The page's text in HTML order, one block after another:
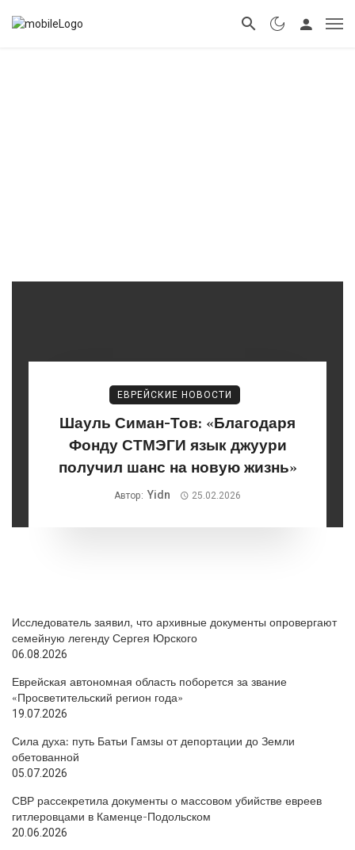
ЕВРЕЙСКИЕ НОВОСТИ
Шауль Симан-Тов: «Благодаря
Фонду СТМЭГИ язык джуури
получил шанс на новую жизнь»
Автор: Yidn 25.02.2026
Исследователь заявил, что архивные документы опровергают
семейную легенду Сергея Юрского
06.08.2026
Еврейская автономная область поборется за звание
«Просветительский регион года»
19.07.2026
Сила духа: путь Батьи Гамзы от депортации до Земли
обетованной
05.07.2026
СВР рассекретила документы о массовом убийстве евреев
гитлеровцами в Каменце-Подольском
20.06.2026